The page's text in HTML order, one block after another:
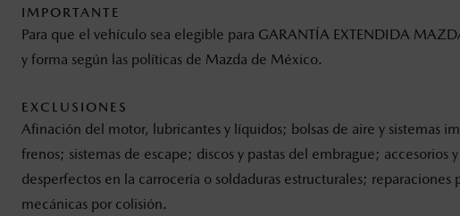
IMPORTANTE
Para que el vehículo sea elegible para GARANTÍA EXTENDIDA
y forma según las políticas de Mazda de México.
EXCLUSIONES
Afinación del motor, lubricantes y líquidos; bolsas de aire y sistemas
frenos; sistemas de escape; discos y pastas del embrague;
desperfectos en la carrocería o soldaduras estructurales;
mecánicas por colisión.